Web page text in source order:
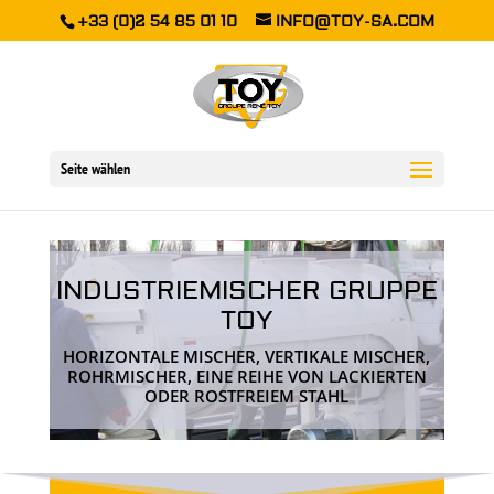
+33 (0)2 54 85 01 10 INFO@TOY-SA.COM
Seite wählen
INDUSTRIEMISCHER GRUPPE
TOY
HORIZONTALE MISCHER, VERTIKALE MISCHER,
ROHRMISCHER, EINE REIHE VON LACKIERTEN
ODER ROSTFREIEM STAHL